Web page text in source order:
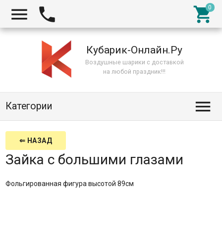
  
Кубарик-Онлайн.Ру
Воздушные шарики с доставкой
на любой праздник!!!
Категории 
⇐ НАЗАД
Зайка с большими глазами
Фольгированная фигура высотой 89см